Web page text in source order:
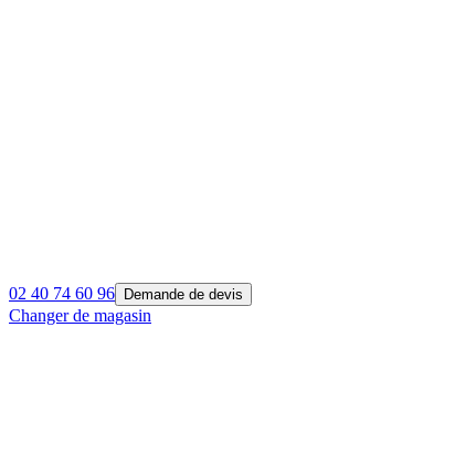
02 40 74 60 96 Demande de devis
Changer de magasin